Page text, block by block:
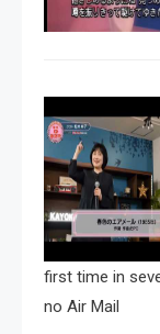
first time in
no Air Mail